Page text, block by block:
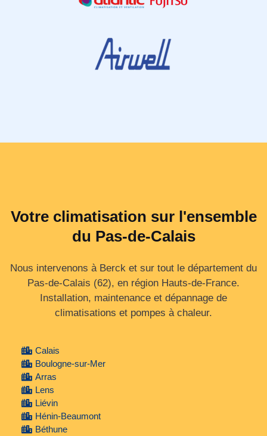
Votre climatisation sur l'ensemble
du Pas-de-Calais
Nous intervenons à Berck et sur tout le département du
Pas‑de‑Calais (62), en région Hauts‑de‑France.
Installation, maintenance et dépannage de
climatisations et pompes à chaleur.
Calais
Boulogne-sur-Mer
Arras
Lens
Liévin
Hénin-Beaumont
Béthune